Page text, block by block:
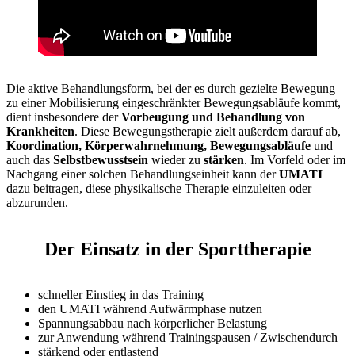
Die aktive Behandlungsform, bei der es durch gezielte Bewegung
zu einer Mobilisierung eingeschränkter Bewegungsabläufe kommt,
dient insbesondere derVorbeugung und Behandlung von
Krankheiten. Diese Bewegungstherapie zielt außerdem darauf ab,
Koordination, Körperwahrnehmung, Bewegungsabläufe und
auch das Selbstbewusstsein wieder zu stärken. Im Vorfeld oder im
Nachgang einer solchen Behandlungseinheit kann derUMATI
dazu beitragen, diese physikalische Therapie einzuleiten oder
abzurunden.
Der Einsatz in der Sporttherapie
schneller Einstieg in das Training
den UMATI während Aufwärmphase nutzen
Spannungsabbau nach körperlicher Belastung
zur Anwendung während Trainingspausen / Zwischendurch
stärkend oder entlastend